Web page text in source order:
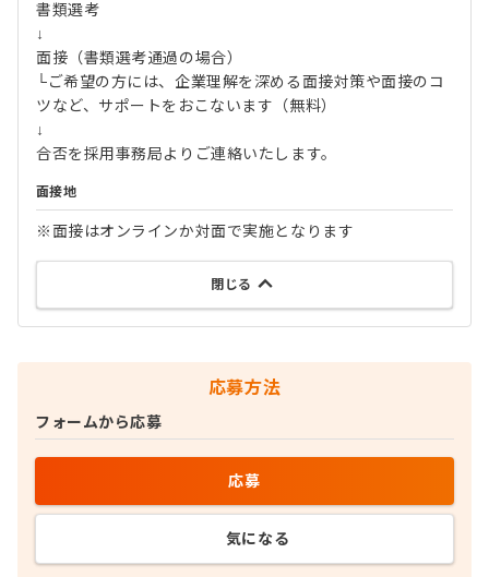
書類選考
↓
面接（書類選考通過の場合）
└ご希望の方には、企業理解を深める面接対策や面接のコ
ツなど、サポートをおこないます（無料）
↓
合否を採用事務局よりご連絡いたします。
面接地
※面接はオンラインか対面で実施となります
閉じる
応募方法
フォームから応募
応募
気になる